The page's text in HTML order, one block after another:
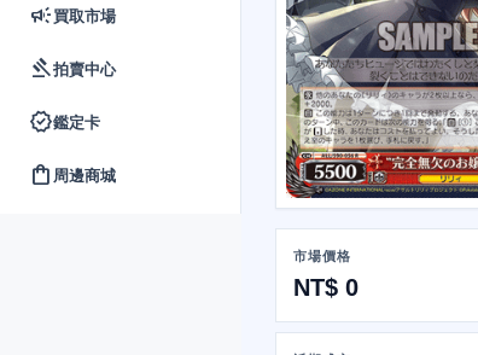
campaign買取市場
gavel拍賣中心
verified鑑定卡
shopping_bag 周邊商城
市場價格
NT$ 0